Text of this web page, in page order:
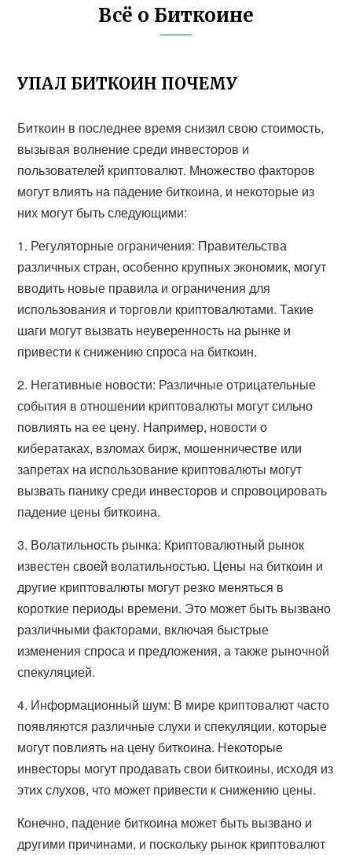
Всё о Биткоине
УПАЛ БИТКОИН ПОЧЕМУ
Биткоин в последнее время снизил свою стоимость,
вызывая волнение среди инвесторов и
пользователей криптовалют. Множество факторов
могут влиять на падение биткоина, и некоторые из
них могут быть следующими:
1. Регуляторные ограничения: Правительства
различных стран, особенно крупных экономик, могут
вводить новые правила и ограничения для
использования и торговли криптовалютами. Такие
шаги могут вызвать неуверенность на рынке и
привести к снижению спроса на биткоин.
2. Негативные новости: Различные отрицательные
события в отношении криптовалюты могут сильно
повлиять на ее цену. Например, новости о
кибератаках, взломах бирж, мошенничестве или
запретах на использование криптовалюты могут
вызвать панику среди инвесторов и спровоцировать
падение цены биткоина.
3. Волатильность рынка: Криптовалютный рынок
известен своей волатильностью. Цены на биткоин и
другие криптовалюты могут резко меняться в
короткие периоды времени. Это может быть вызвано
различными факторами, включая быстрые
изменения спроса и предложения, а также рыночной
спекуляцией.
4. Информационный шум: В мире криптовалют часто
появляются различные слухи и спекуляции, которые
могут повлиять на цену биткоина. Некоторые
инвесторы могут продавать свои биткоины, исходя из
этих слухов, что может привести к снижению цены.
Конечно, падение биткоина может быть вызвано и
другими причинами, и поскольку рынок криптовалют